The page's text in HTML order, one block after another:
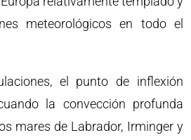
meteorológicos en todo el
el punto de inflexión
la convección profunda
mares de Labrador, Irminger y